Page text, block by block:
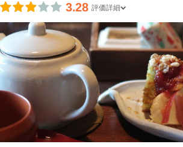
3.28 評価詳細